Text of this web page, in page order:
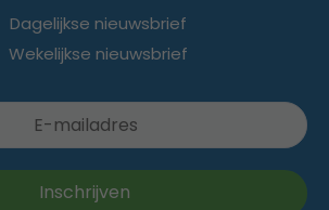
Dagelijkse nieuwsbrief
Wekelijkse nieuwsbrief